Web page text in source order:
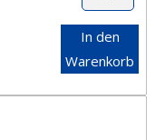
In den
Warenkorb